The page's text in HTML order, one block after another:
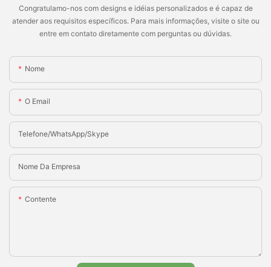
Congratulamo-nos com designs e idéias personalizados e é capaz de
atender aos requisitos específicos. Para mais informações, visite o site ou
entre em contato diretamente com perguntas ou dúvidas.
Nome
O Email
Telefone/WhatsApp/Skype
Nome Da Empresa
Contente